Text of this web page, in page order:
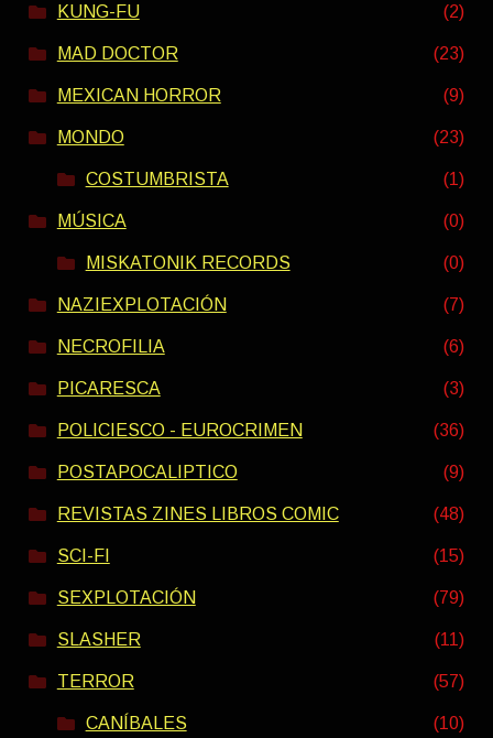
KUNG-FU (2)
MAD DOCTOR (23)
MEXICAN HORROR (9)
MONDO (23)
COSTUMBRISTA (1)
MÚSICA (0)
MISKATONIK RECORDS (0)
NAZIEXPLOTACIÓN (7)
NECROFILIA (6)
PICARESCA (3)
POLICIESCO - EUROCRIMEN (36)
POSTAPOCALIPTICO (9)
REVISTAS ZINES LIBROS COMIC (48)
SCI-FI (15)
SEXPLOTACIÓN (79)
SLASHER (11)
TERROR (57)
CANÍBALES (10)